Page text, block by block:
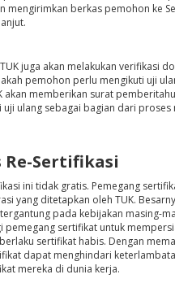
mengirimkan berkas pemohon ke
juga akan melakukan verifikasi
pemohon perlu mengikuti uji
akan memberikan surat
uji ulang sebagai bagian dari proses
Re-Sertifikasi
ini tidak gratis. Pemegang
yang ditetapkan oleh TUK.
pada kebijakan masing-
pemegang sertifikat untuk
sertifikat habis. Dengan
dapat menghindari
mereka di dunia kerja.